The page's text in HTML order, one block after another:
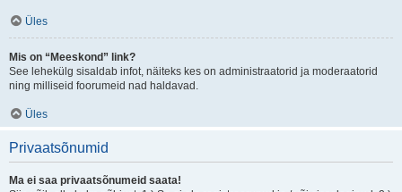
Üles
Mis on “Meeskond” link?
See lehekülg sisaldab infot, näiteks kes on administraatorid ja moderaatorid
ning milliseid foorumeid nad haldavad.
Üles
Privaatsõnumid
Ma ei saa privaatsõnumeid saata!